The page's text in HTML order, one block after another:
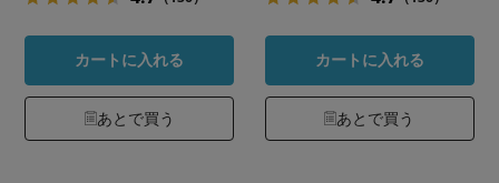
カートに入れる
あとで買う
カートに入れる
あとで買う